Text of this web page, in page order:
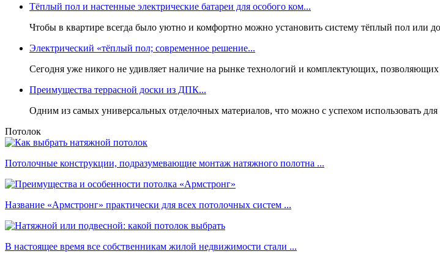
Тёплый пол и настенные электрические батареи для особого ком...
Чтобы в квартире всегда было уютно и комфортно можно установить систему тёплый пол или
Электрический «тёплый пол; современное решение...
Сегодня уже никого не удивляет наличие на рынке технологий и комплектующих,
Преимущества террасной доски из ДПК...
Одним из самых универсальных отделочных материалов, что можно с успехом использовать
Потолок
Потолочные конструкции, подразумевающие монтаж натяжного полотна ...
Название «Армстронг» практически для всех потолочных систем ...
В настоящее время все собственникам жилой недвижимости стали ...